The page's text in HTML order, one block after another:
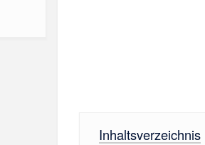
Inhaltsverzeichnis